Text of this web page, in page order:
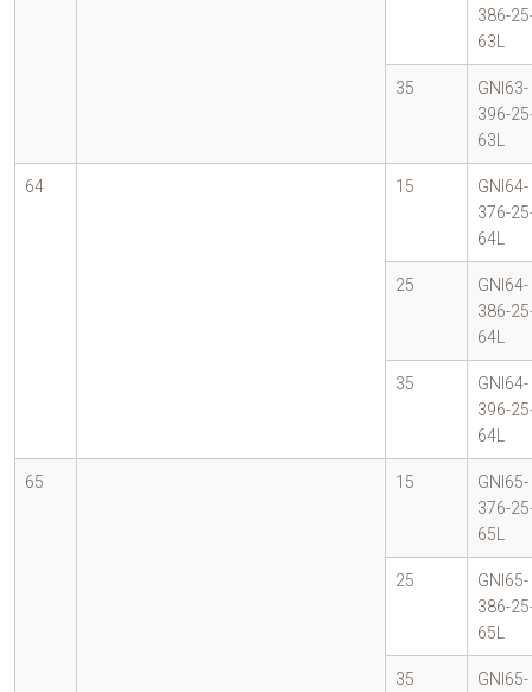
386-
63L
35
GNI63-
396-
63L
64 15
GNI64-
376-
64L
25
GNI64-
386-
64L
35
GNI64-
396-
64L
65 15
GNI65-
376-
65L
25
GNI65-
386-
65L
35
GNI65-